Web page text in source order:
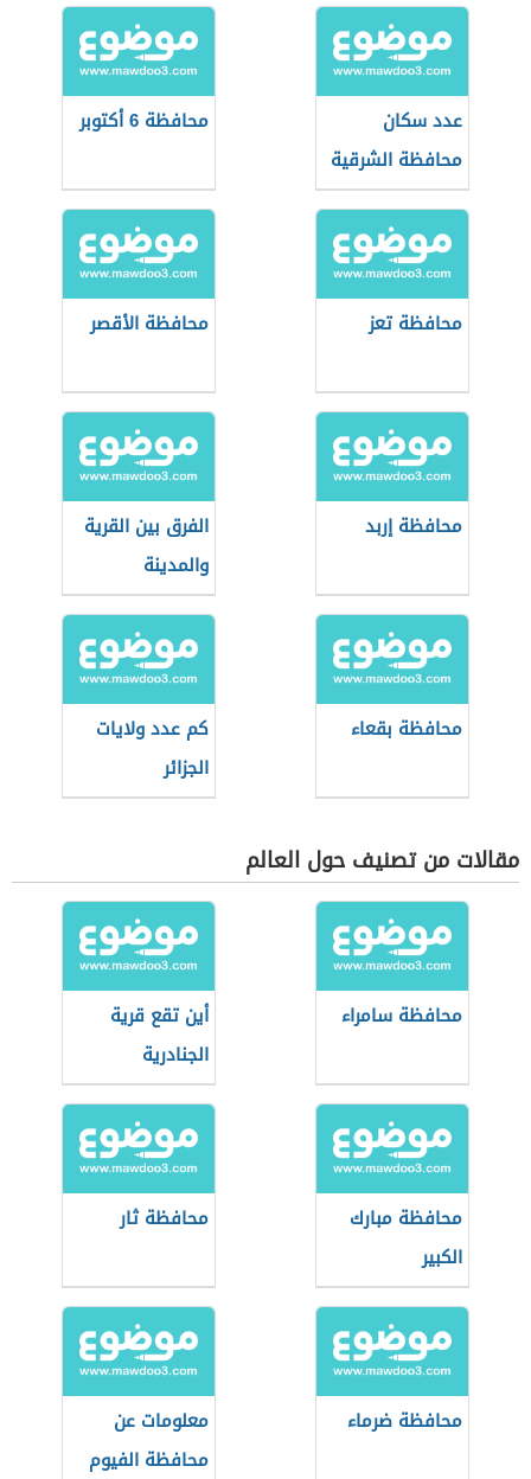
عدد سكان
محافظة الشرقية
محافظة 6 أكتوبر
محافظة تعز محافظة الأقصر
محافظة إربد
الفرق بين القرية
والمدينة
محافظة بقعاء
كم عدد ولايات
الجزائر
مقالات من تصنيف حول العالم
محافظة سامراء
أين تقع قرية
الجنادرية
محافظة مبارك
الكبير
محافظة ثار
محافظة ضرماء
معلومات عن
محافظة الفيوم